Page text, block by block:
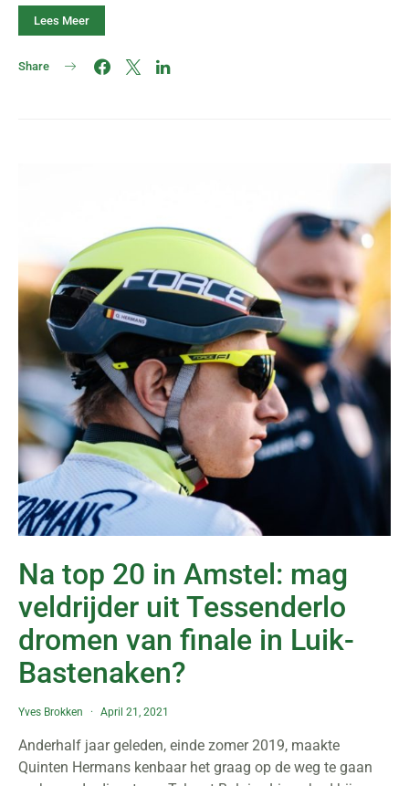
Lees Meer
Share
Na top 20 in Amstel: mag
veldrijder uit Tessenderlo
dromen van finale in Luik-
Bastenaken?
Yves Brokken April 21, 2021
Anderhalf jaar geleden, einde zomer 2019, maakte
Quinten Hermans kenbaar het graag op de weg te gaan